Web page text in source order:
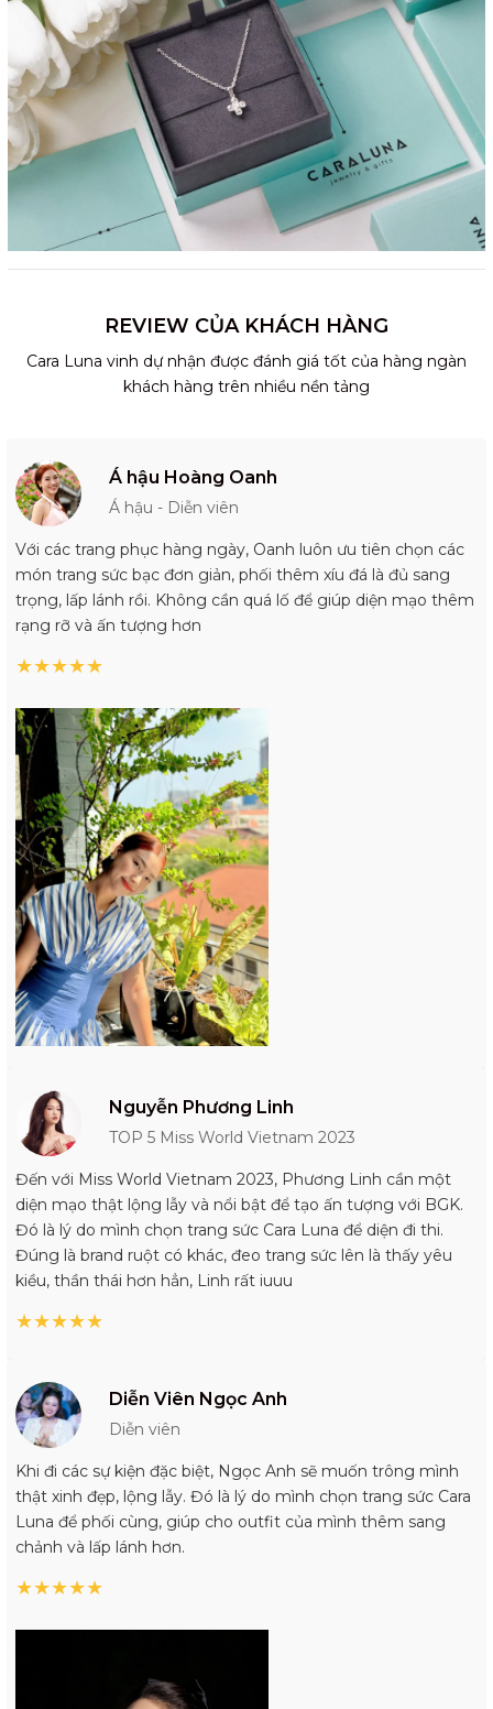
REVIEW CỦA KHÁCH HÀNG
Cara Luna vinh dự nhận được đánh giá tốt của hàng ngàn
khách hàng trên nhiều nền tảng
Á hậu Hoàng Oanh
Á hậu - Diễn viên
Với các trang phục hàng ngày, Oanh luôn ưu tiên chọn các
món trang sức bạc đơn giản, phối thêm xíu đá là đủ sang
trọng, lấp lánh rồi. Không cần quá lố để giúp diện mạo thêm
rạng rỡ và ấn tượng hơn
★★★★★
Nguyễn Phương Linh
TOP 5 Miss World Vietnam 2023
Đến với Miss World Vietnam 2023, Phương Linh cần một
diện mạo thật lộng lẫy và nổi bật để tạo ấn tượng với BGK.
Đó là lý do mình chọn trang sức Cara Luna để diện đi thi.
Đúng là brand ruột có khác, đeo trang sức lên là thấy yêu
kiều, thần thái hơn hẳn, Linh rất iuuu
★★★★★
Diễn Viên Ngọc Anh
Diễn viên
Khi đi các sự kiện đặc biệt, Ngọc Anh sẽ muốn trông mình
thật xinh đẹp, lộng lẫy. Đó là lý do mình chọn trang sức Cara
Luna để phối cùng, giúp cho outfit của mình thêm sang
chảnh và lấp lánh hơn.
★★★★★